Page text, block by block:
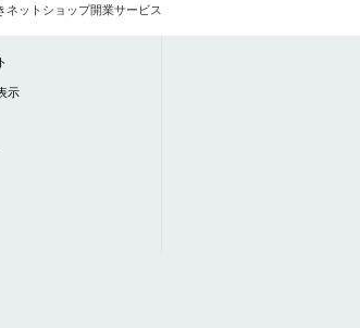
ネットショップ開業サービス
示